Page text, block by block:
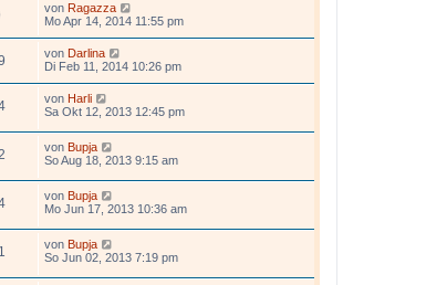
von Ragazza
Mo Apr 14, 2014 11:55 pm
von Darlina
Di Feb 11, 2014 10:26 pm
von Harli
Sa Okt 12, 2013 12:45 pm
von Bupja
So Aug 18, 2013 9:15 am
von Bupja
Mo Jun 17, 2013 10:36 am
von Bupja
So Jun 02, 2013 7:19 pm